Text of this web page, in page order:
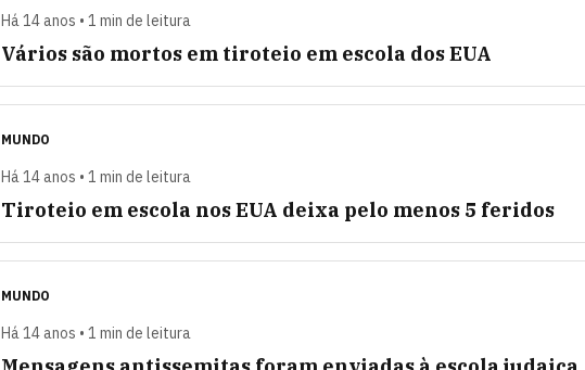
Há 14 anos • 1 min de leitura
Vários são mortos em tiroteio em escola dos EUA
MUNDO
Há 14 anos • 1 min de leitura
Tiroteio em escola nos EUA deixa pelo menos 5 feridos
MUNDO
Há 14 anos • 1 min de leitura